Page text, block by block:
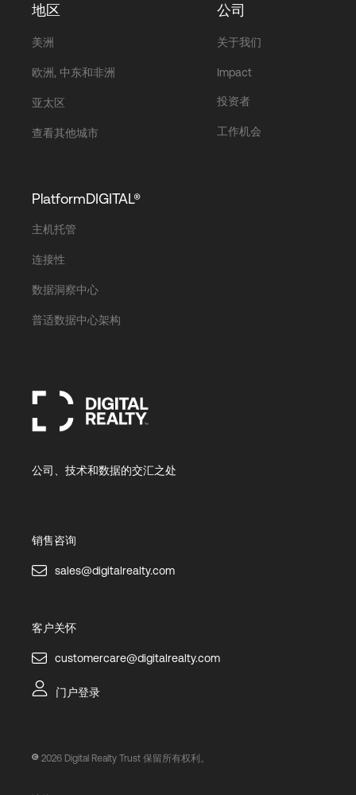
地区
美洲
欧洲, 中东和非洲
亚太区
查看其他城市
公司
关于我们
Impact
投资者
工作机会
PlatformDIGITAL®
主机托管
连接性
数据洞察中心
普适数据中心架构
公司、技术和数据的交汇之处
销售咨询
sales@digitalrealty.com
客户关怀
customercare@digitalrealty.com
门户登录
2026 Digital Realty Trust 保留所有权利。